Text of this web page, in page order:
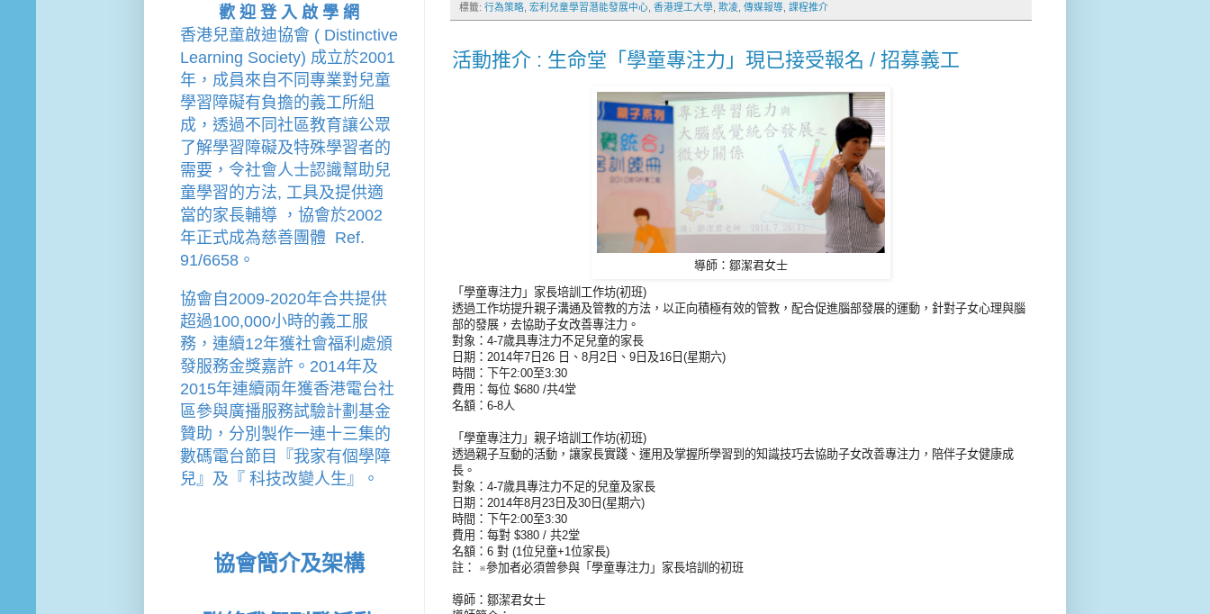
標籤: 行為策略 宏利兒童學習潛能發展中心 香港理工大學 欺凌 傳媒報導 課程推介
活動推介 : 生命堂「學童專注力」現已接受報名 / 招募義工
導師：鄒潔君女士
「學童專注力」家長培訓工作坊(初班)
透過工作坊提升親子溝通及管教的方法，以正向積極有效的管教，配合促進腦部發展的運動，針對子女心理與腦
部的發展，去協助子女改善專注力。
對象：4-7歲具專注力不足兒童的家長
日期：2014年7日26 日、8月2日、9日及16日(星期六)
時間：下午2:00至3:30
費用：每位 $680 /共4堂
名額：6-8人
「學童專注力」親子培訓工作坊(初班)
透過親子互動的活動，讓家長實踐、運用及掌握所學習到的知識技巧去協助子女改善專注力，陪伴子女健康成
長。
對象：4-7歲具專注力不足的兒童及家長
日期：2014年8月23日及30日(星期六)
時間：下午2:00至3:30
費用：每對 $380 / 共2堂
名額：6 對 (1位兒童+1位家長)
註： ※參加者必須曾參與「學童專注力」家長培訓的初班
導師：鄒潔君女士
歡 迎 登 入 啟 學 網
香港兒童啟迪協會 ( Distinctive
Learning Society) 成立於2001
年，成員來自不同專業對兒童
學習障礙有負擔的義工所組
成，透過不同社區教育讓公眾
了解學習障礙及特殊學習者的
需要，令社會人士認識幫助兒
童學習的方法, 工具及提供適
當的家長輔導
， 協會於2002
年正式成為慈善團體  Ref.
91/6658。
協會 自2009-2020年合共提供
超過100,000小時的義工服
務，連續12年獲社會福利處頒
發服務金獎嘉許。 2014年及
2015年連續兩年獲香港電台社
區參與廣播服務試驗計劃基金
贊助，分別製作一連十三集的
數碼電台節目『我家有個學障
兒』及『 科技改變人生』。
協會簡介及架構